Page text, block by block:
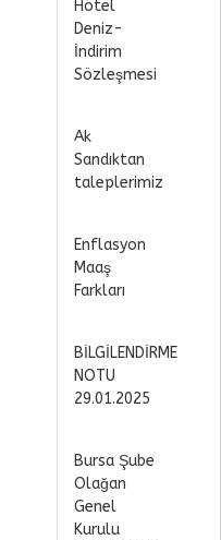
Hotel
Deniz-
İndirim
Sözleşmesi
Ak
Sandıktan
taleplerimiz
Enflasyon
Maaş
Farkları
BİLGİLENDİRME
NOTU
29.01.2025
Bursa Şube
Olağan
Genel
Kurulu